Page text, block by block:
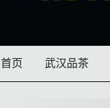
首页 武汉品茶